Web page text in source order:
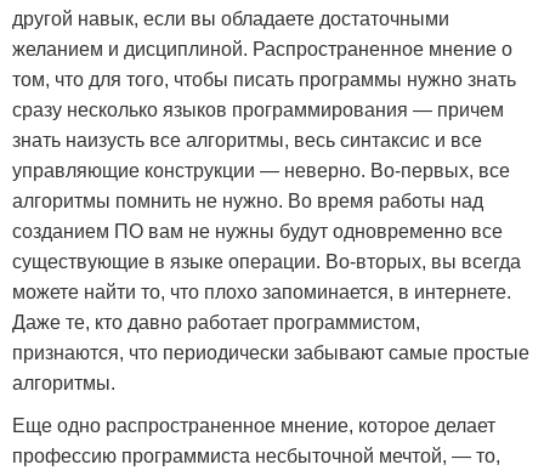
другой навык, если вы обладаете достаточными
желанием и дисциплиной. Распространенное мнение о
том, что для того, чтобы писать программы нужно знать
сразу несколько языков программирования — причем
знать наизусть все алгоритмы, весь синтаксис и все
управляющие конструкции — неверно. Во-первых, все
алгоритмы помнить не нужно. Во время работы над
созданием ПО вам не нужны будут одновременно все
существующие в языке операции. Во-вторых, вы всегда
можете найти то, что плохо запоминается, в интернете.
Даже те, кто давно работает программистом,
признаются, что периодически забывают самые простые
алгоритмы.
Еще одно распространенное мнение, которое делает
профессию программиста несбыточной мечтой, — то,